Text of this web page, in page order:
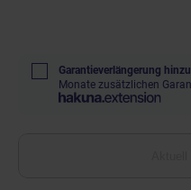
Garantieverlängerung
Monate zusätzlichen